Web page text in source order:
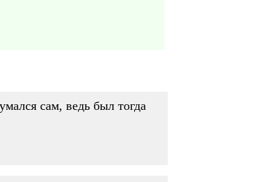
сам, ведь был тогда